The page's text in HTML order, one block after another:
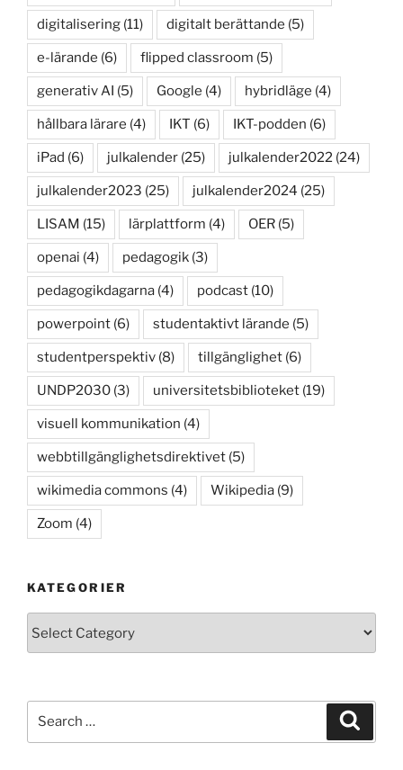
digitalisering (11) digitalt berättande (5)
e-lärande (6) flipped classroom (5)
generativ AI (5) Google (4) hybridläge (4)
hållbara lärare (4) IKT (6) IKT-podden (6)
iPad (6) julkalender (25) julkalender2022 (24)
julkalender2023 (25) julkalender2024 (25)
LISAM (15) lärplattform (4) OER (5)
openai (4) pedagogik (3)
pedagogikdagarna (4) podcast (10)
powerpoint (6) studentaktivt lärande (5)
studentperspektiv (8) tillgänglighet (6)
UNDP2030 (3) universitetsbiblioteket (19)
visuell kommunikation (4)
webbtillgänglighetsdirektivet (5)
wikimedia commons (4) Wikipedia (9)
Zoom (4)
KATEGORIER